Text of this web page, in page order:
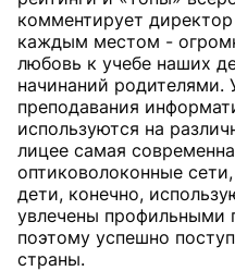
комментирует
каждым местом -
любовь к учебе наших
начинаний родителями.
преподавания
используются на
лицее самая
оптиковолоконные
дети, конечно,
увлечены профильными
поэтому успешно
страны.